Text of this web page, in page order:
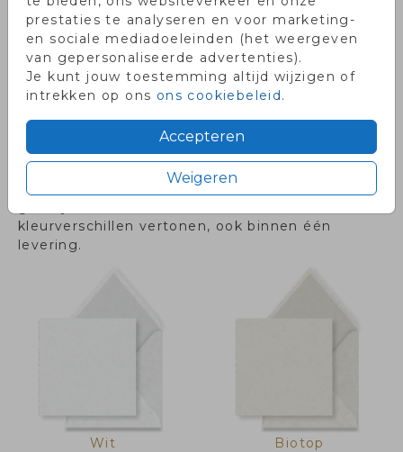
prestaties te analyseren en voor marketing-
en sociale mediadoeleinden (het weergeven
van gepersonaliseerde advertenties).
Je kunt jouw toestemming altijd wijzigen of
intrekken op ons ons cookiebeleid.
Accepteren
Weigeren
Enveloppen - vanaf € 0,27 per stuk
* = De zandkleurige envelop is gemaakt van
kleurverschillen vertonen, ook binnen één
levering.
Wit Biotop